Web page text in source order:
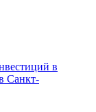
в
Санкт-